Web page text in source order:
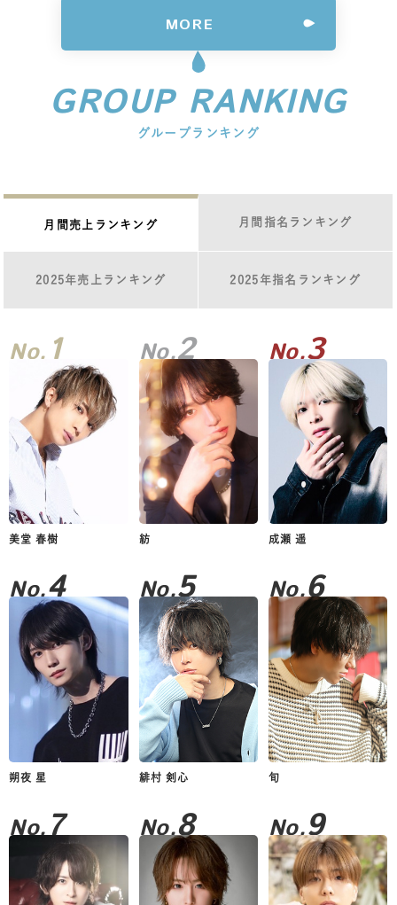
MORE
GROUP RANKING
グループランキング
月間売上ランキング 月間指名ランキング
2025年売上ランキング 2025年指名ランキング
No. 1
美堂 春樹
No.2
紡
No.3
成瀬 遥
No.4
朔夜 星
No.5
緋村 剣心
No.6
旬
No.7 No.8 No.9